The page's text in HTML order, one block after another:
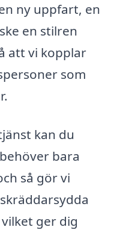
ny uppfart, en
en stilren
att vi kopplar
som
kan du
bara
så gör vi
ger dig